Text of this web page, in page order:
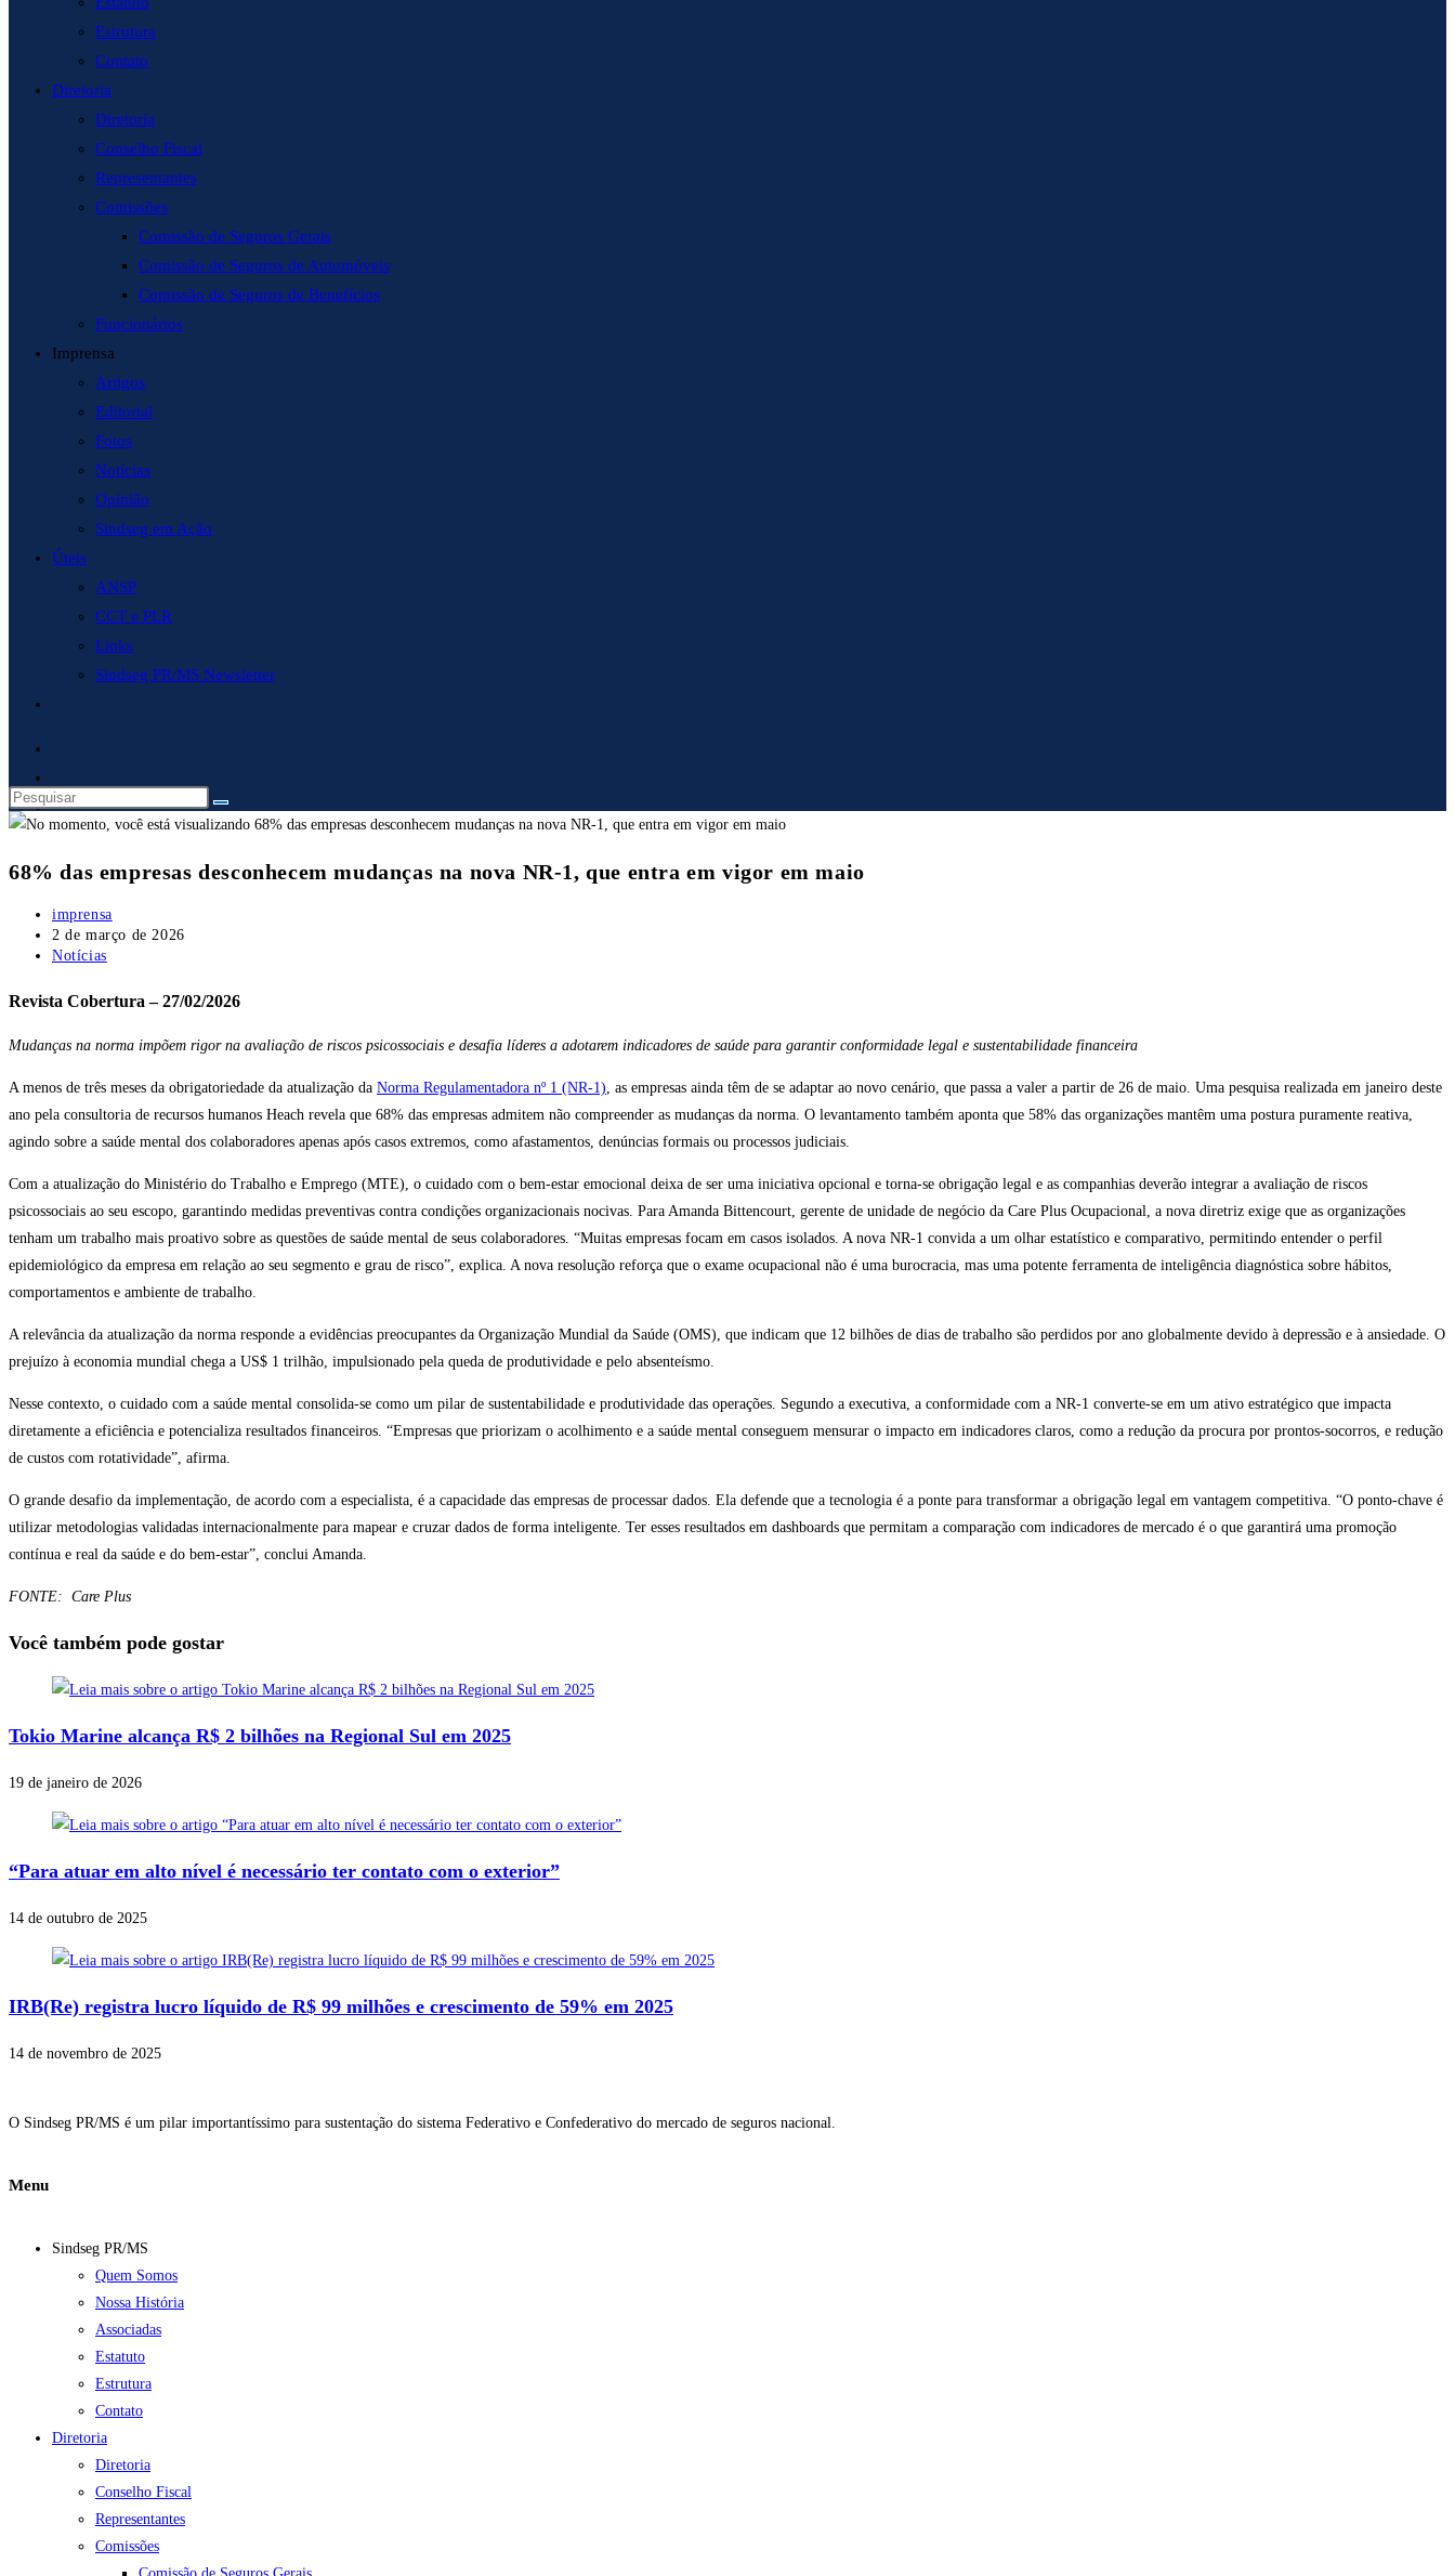
Estrutura
Contato
Diretoria
Diretoria
Conselho Fiscal
Representantes
Comissões
Comissão de Seguros Gerais
Comissão de Seguros de Automóveis
Comissão de Seguros de Benefícios
Funcionários
Imprensa
Artigos
Editorial
Fotos
Notícias
Opinião
Sindseg em Ação
Úteis
ANSP
CCT e PLR
Links
Sindseg PR/MS Newsletter
site
68% das empresas desconhecem mudanças na nova NR-1, que entra em vigor em maio
Autor
do
post:
imprensa
Post
publicado:
2 de março de 2026
Categoria
post:
Notícias
Revista Cobertura – 27/02/2026
Mudanças na norma impõem rigor na avaliação de riscos psicossociais e desafia líderes a adotarem indicadores de saúde para garantir conformidade legal e sustentabilidade financeira
A menos de três meses da obrigatoriedade da atualização da Norma Regulamentadora nº 1 (NR-1), as empresas ainda têm de se adaptar ao novo cenário, que passa a valer a partir de 26 de maio. Uma pesquisa realizada em janeiro deste
ano pela consultoria de recursos humanos Heach revela que 68% das empresas admitem não compreender as mudanças da norma. O levantamento também aponta que 58% das organizações mantêm uma postura puramente reativa,
agindo sobre a saúde mental dos colaboradores apenas após casos extremos, como afastamentos, denúncias formais ou processos judiciais.
Com a atualização do Ministério do Trabalho e Emprego (MTE), o cuidado com o bem-estar emocional deixa de ser uma iniciativa opcional e torna-se obrigação legal e as companhias deverão integrar a avaliação de riscos
psicossociais ao seu escopo, garantindo medidas preventivas contra condições organizacionais nocivas. Para Amanda Bittencourt, gerente de unidade de negócio da Care Plus Ocupacional, a nova diretriz exige que as organizações
tenham um trabalho mais proativo sobre as questões de saúde mental de seus colaboradores. “Muitas empresas focam em casos isolados. A nova NR-1 convida a um olhar estatístico e comparativo, permitindo entender o perfil
epidemiológico da empresa em relação ao seu segmento e grau de risco”, explica. A nova resolução reforça que o exame ocupacional não é uma burocracia, mas uma potente ferramenta de inteligência diagnóstica sobre hábitos,
comportamentos e ambiente de trabalho.
A relevância da atualização da norma responde a evidências preocupantes da Organização Mundial da Saúde (OMS), que indicam que 12 bilhões de dias de trabalho são perdidos por ano globalmente devido à depressão e à ansiedade. O
prejuízo à economia mundial chega a US$ 1 trilhão, impulsionado pela queda de produtividade e pelo absenteísmo.
Nesse contexto, o cuidado com a saúde mental consolida-se como um pilar de sustentabilidade e produtividade das operações. Segundo a executiva, a conformidade com a NR-1 converte-se em um ativo estratégico que impacta
diretamente a eficiência e potencializa resultados financeiros. “Empresas que priorizam o acolhimento e a saúde mental conseguem mensurar o impacto em indicadores claros, como a redução da procura por prontos-socorros, e redução
de custos com rotatividade”, afirma.
O grande desafio da implementação, de acordo com a especialista, é a capacidade das empresas de processar dados. Ela defende que a tecnologia é a ponte para transformar a obrigação legal em vantagem competitiva. “O ponto-chave é
utilizar metodologias validadas internacionalmente para mapear e cruzar dados de forma inteligente. Ter esses resultados em dashboards que permitam a comparação com indicadores de mercado é o que garantirá uma promoção
contínua e real da saúde e do bem-estar”, conclui Amanda.
FONTE: Care Plus
Você também pode gostar
Tokio Marine alcança R$ 2 bilhões na Regional Sul em 2025
19 de janeiro de 2026
“Para atuar em alto nível é necessário ter contato com o exterior”
14 de outubro de 2025
IRB(Re) registra lucro líquido de R$ 99 milhões e crescimento de 59% em 2025
14 de novembro de 2025
O Sindseg PR/MS é um pilar importantíssimo para sustentação do sistema Federativo e Confederativo do mercado de seguros nacional.
Menu
Sindseg PR/MS
Quem Somos
Nossa História
Associadas
Estatuto
Estrutura
Contato
Diretoria
Diretoria
Conselho Fiscal
Representantes
Comissões